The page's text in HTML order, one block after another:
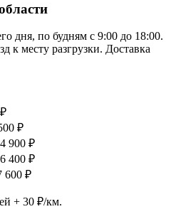
дня, по будням с 9:00 до 18:00.
к месту разгрузки. Доставка
₽
900 ₽
400 ₽
600 ₽
+ 30 ₽/км.